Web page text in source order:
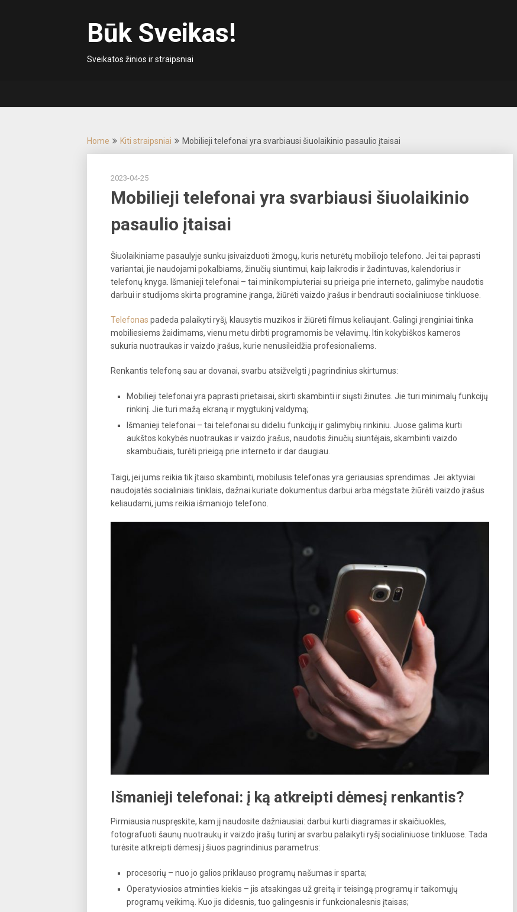
Būk Sveikas!
Sveikatos žinios ir straipsniai
Home Kiti straipsniai Mobilieji telefonai yra svarbiausi šiuolaikinio pasaulio įtaisai
2023-04-25
Mobilieji telefonai yra svarbiausi šiuolaikinio
pasaulio įtaisai
Šiuolaikiniame pasaulyje sunku įsivaizduoti žmogų, kuris neturėtų mobiliojo telefono. Jei tai paprasti
variantai, jie naudojami pokalbiams, žinučių siuntimui, kaip laikrodis ir žadintuvas, kalendorius ir
telefonų knyga. Išmanieji telefonai – tai minikompiuteriai su prieiga prie interneto, galimybe naudotis
darbui ir studijoms skirta programine įranga, žiūrėti vaizdo įrašus ir bendrauti socialiniuose tinkluose.
Telefonas padeda palaikyti ryšį, klausytis muzikos ir žiūrėti filmus keliaujant. Galingi įrenginiai tinka
mobiliesiems žaidimams, vienu metu dirbti programomis be vėlavimų. Itin kokybiškos kameros
sukuria nuotraukas ir vaizdo įrašus, kurie nenusileidžia profesionaliems.
Renkantis telefoną sau ar dovanai, svarbu atsižvelgti į pagrindinius skirtumus:
Mobilieji telefonai yra paprasti prietaisai, skirti skambinti ir siųsti žinutes. Jie turi minimalų funkcijų
rinkinį. Jie turi mažą ekraną ir mygtukinį valdymą;
Išmanieji telefonai – tai telefonai su dideliu funkcijų ir galimybių rinkiniu. Juose galima kurti
aukštos kokybės nuotraukas ir vaizdo įrašus, naudotis žinučių siuntėjais, skambinti vaizdo
skambučiais, turėti prieigą prie interneto ir dar daugiau.
Taigi, jei jums reikia tik įtaiso skambinti, mobilusis telefonas yra geriausias sprendimas. Jei aktyviai
naudojatės socialiniais tinklais, dažnai kuriate dokumentus darbui arba mėgstate žiūrėti vaizdo įrašus
keliaudami, jums reikia išmaniojo telefono.
Išmanieji telefonai: į ką atkreipti dėmesį renkantis?
Pirmiausia nuspręskite, kam jį naudosite dažniausiai: darbui kurti diagramas ir skaičiuokles,
fotografuoti šaunų nuotraukų ir vaizdo įrašų turinį ar svarbu palaikyti ryšį socialiniuose tinkluose. Tada
turėsite atkreipti dėmesį į šiuos pagrindinius parametrus:
procesorių – nuo jo galios priklauso programų našumas ir sparta;
Operatyviosios atminties kiekis – jis atsakingas už greitą ir teisingą programų ir taikomųjų
programų veikimą. Kuo jis didesnis, tuo galingesnis ir funkcionalesnis įtaisas;